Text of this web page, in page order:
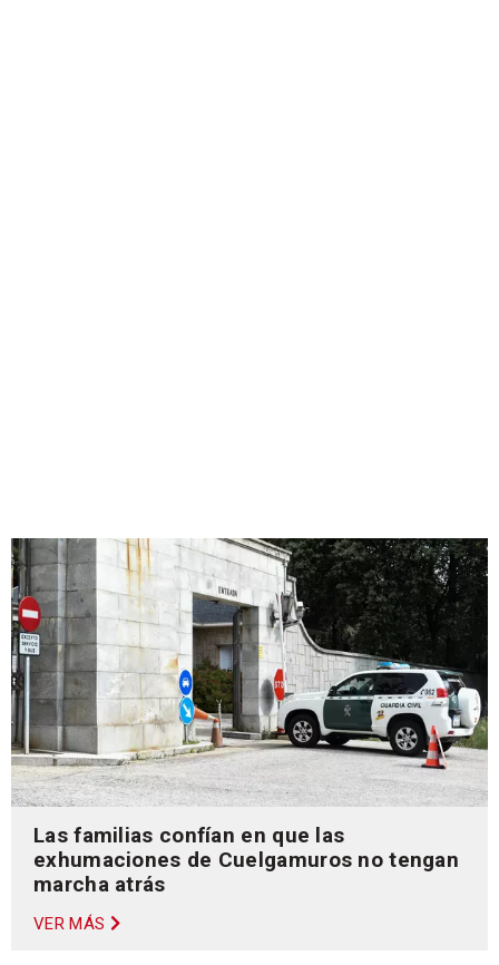
Las familias confían en que las
exhumaciones de Cuelgamuros no tengan
marcha atrás
VER MÁS